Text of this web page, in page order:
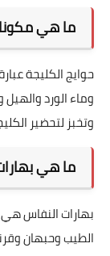
ما هي
حوايج الكليجة
وماء الورد
وتخبز لتحضير
ما هي
بهارات النفاس
الطيب وحبهان